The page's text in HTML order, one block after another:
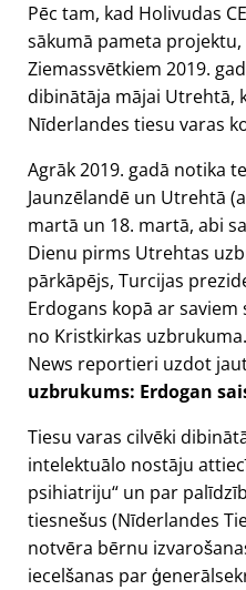
Pēc tam, kad Holivudas
sākumā pameta
Ziemassvētkiem 2019.
dibinātāja mājai Utrehtā,
Nīderlandes tiesu varas
Agrāk 2019. gadā notika
Jaunzēlandē un Utrehtā
martā un 18. martā, abi
Dienu pirms Utrehtas
pārkāpējs, Turcijas
Erdogans kopā ar
no Kristkirkas
News reportieri uzdot
uzbrukums: Erdogan
Tiesu varas cilvēki
intelektuālo nostāju
psihiatriju un par
tiesnešus (Nīderlandes
notvēra bērnu
iecelšanas par